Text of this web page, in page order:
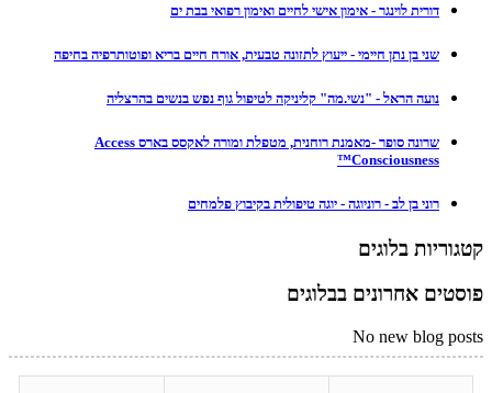
דורית לוינגר - אימון אישי לחיים ואימון רפואי בבת ים
שני בן נתן חיימי - ייעוץ לתזונה טבעית, אורח חיים בריא ופוטותרפיה בחיפה
נועה הראל - "נשי.מה" קליניקה לטיפול גוף נפש בנשים בהרצליה
שרונה סופר -מאמנת רוחנית, מטפלת ומורה לאקסס בארס Access
Consciousness™
רוני בן לב - רוניוגה - יוגה טיפולית בקיבוץ פלמחים
קטגוריות בלוגים
פוסטים אחרונים בבלוגים
No new blog posts